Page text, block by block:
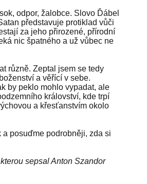
odpor, žalobce. Slovo Ďábel
představuje protiklad vůči
za jeho přirozené, přírodní
nic špatného a už vůbec ne
různě. Zeptal jsem se tedy
a věřící v sebe.
by peklo mohlo vypadat, ale
království, kde trpí
a křesťanstvím okolo
posuďme podrobněji, zda si
sepsal Anton Szandor